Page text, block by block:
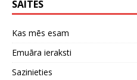
SAITES
Kas mēs esam
Emuāra ieraksti
Sazinieties